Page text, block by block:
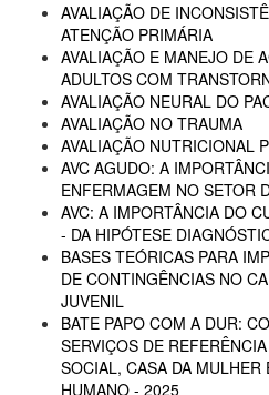
AVALIAÇÃO DE
ATENÇÃO PRIMÁRIA
AVALIAÇÃO E MANEJO DE
ADULTOS COM
AVALIAÇÃO NEURAL DO
AVALIAÇÃO NO TRAUMA
AVALIAÇÃO NUTRICIONAL
AVC AGUDO: A
ENFERMAGEM NO SETOR
AVC: A IMPORTÂNCIA DO
- DA HIPÓTESE
BASES TEÓRICAS PARA
DE CONTINGÊNCIAS NO
JUVENIL
BATE PAPO COM A DUR:
SERVIÇOS DE
SOCIAL, CASA DA MULHER
HUMANO - 2025